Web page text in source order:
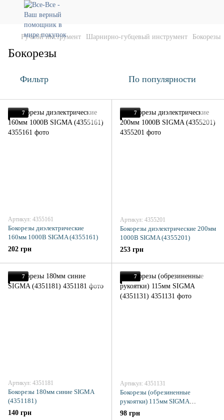
Ручной инструмент Шарнирно-губцевый инструмент Бокорезы
Бокорезы
Фильтр По популярности
7
Артикул: 4355161
Бокорезы диэлектрические
160мм 1000В SIGMA (4355161)
202 грн
7
Артикул: 4355201
Бокорезы диэлектрические 200мм
1000В SIGMA (4355201)
253 грн
7
Артикул: 4351181
Бокорезы 180мм синие SIGMA
(4351181)
140 грн
7
Артикул: 4351131
Бокорезы (обрезиненные
рукоятки) 115мм SIGMA
(4351131)
98 грн